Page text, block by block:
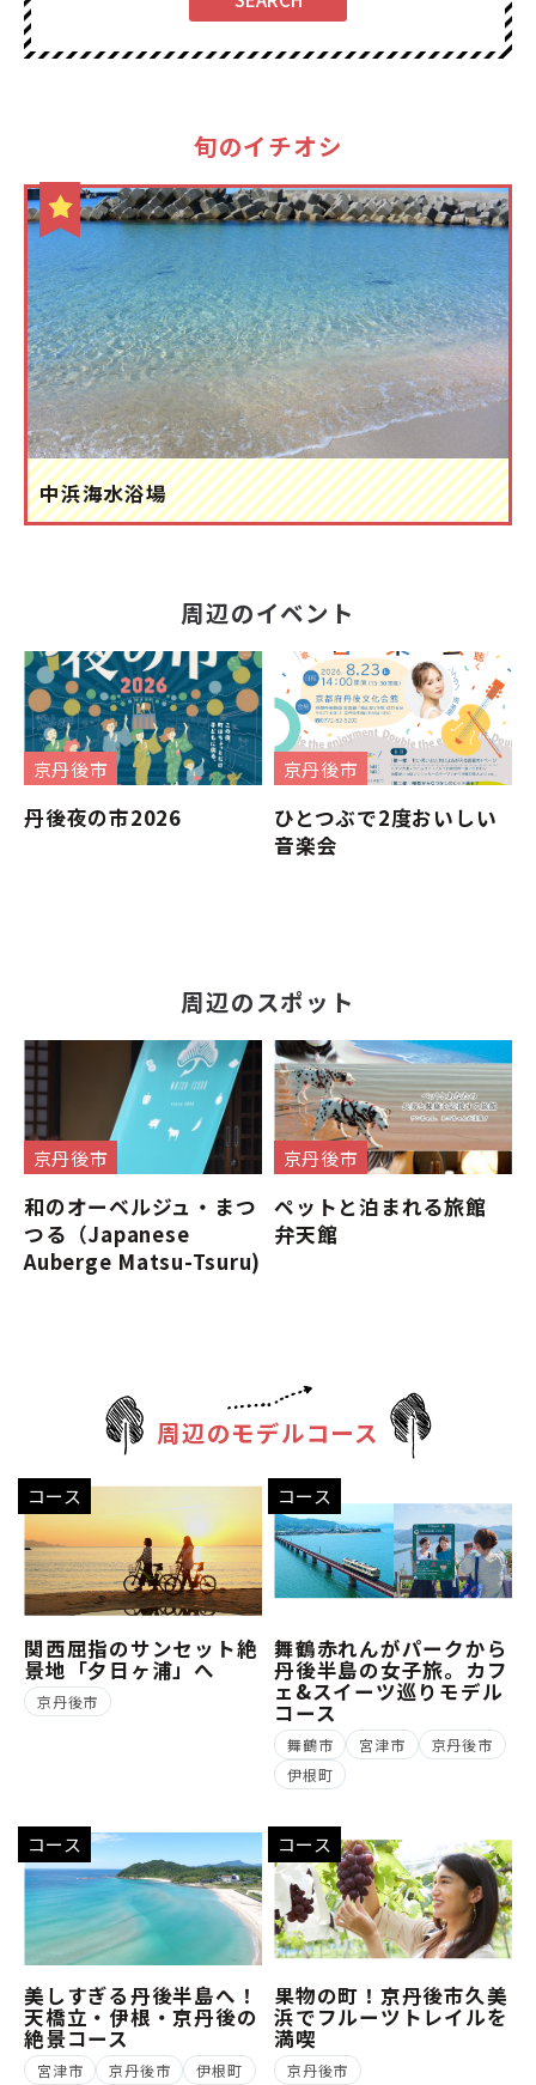
旬のイチオシ
中浜海水浴場
周辺のイベント
京丹後市
丹後夜の市2026
京丹後市
ひとつぶで2度おいしい
音楽会
周辺のスポット
京丹後市
和のオーベルジュ・まつ
つる（Japanese
Auberge Matsu-Tsuru)
京丹後市
ペットと泊まれる旅館
弁天館
周辺のモデルコース
コース
関西屈指のサンセット絶
景地「夕日ヶ浦」へ
京丹後市
コース
舞鶴赤れんがパークから
丹後半島の女子旅。カフ
ェ&スイーツ巡りモデル
コース
舞鶴市 宮津市
京丹後市
伊根町
コース
美しすぎる丹後半島へ！
天橋立・伊根・京丹後の
絶景コース
宮津市 京丹後市 伊根町
コース
果物の町！京丹後市久美
浜でフルーツトレイルを
満喫
京丹後市